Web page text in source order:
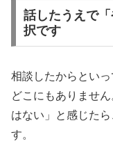
話したうえで
択です
相談したからといっ
どこにもありませ
はない」と感じた
す。